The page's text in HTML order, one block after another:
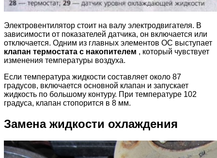
Электровентилятор стоит на валу электродвигателя. В
зависимости от показателей датчика, он включается или
отключается. Одним из главных элементов ОС выступает
клапан термостата с накопителем , который чувствует
изменения температуры воздуха.
Если температура жидкости составляет около 87
градусов, включается основной клапан и запускает
жидкость по большому контуру. При температуре 102
градуса, клапан стопорится в 8 мм.
Замена жидкости охлаждения